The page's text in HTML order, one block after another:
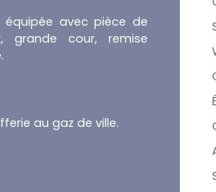
équipée avec pièce de
grande cour, remise
au gaz de ville.